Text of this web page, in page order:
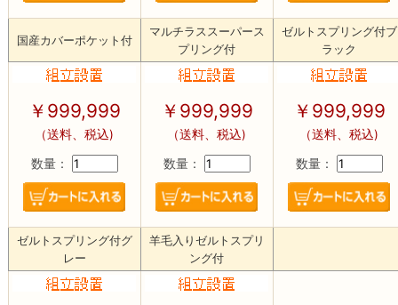
国産カバーポケット付
マルチラススーパース
プリング付
ゼルトスプリング付ブ
ラック
￥ 999,999
（送料、税込)
数量：
￥ 999,999
（送料、税込)
数量：
￥ 999,999
（送料、税込)
数量：
ゼルトスプリング付グ
レー
羊毛入りゼルトスプリ
ング付